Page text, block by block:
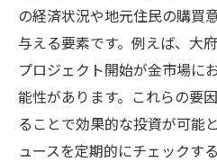
の経済状況や地元住民の購買
与える要素です。例えば、大
プロジェクト開始が金市場に
能性があります。これらの要
ることで効果的な投資が可能
ュースを定期的にチェックす